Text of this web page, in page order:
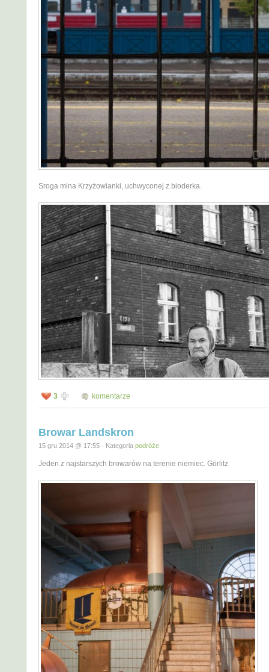
Sroga mina Krzyżowianki, uchwyconej z bioderka.
3 komentarze
Browar Landskron
15 gru 2014 @ 17:55 · Kategoria podróże
Jeden z najstarszych browarów na terenie niemiec. Görlitz